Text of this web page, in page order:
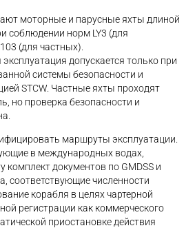
моторные и парусные яхты длиной
соблюдении норм LY3 (для
(для частных).
допускается только при
системы безопасности и
STCW. Частные яхты проходят
но проверка безопасности и
маршруты эксплуатации.
в международных водах,
комплект документов по GMDSS и
соответствующие численности
корабля в целях чартерной
регистрации как коммерческого
приостановке действия